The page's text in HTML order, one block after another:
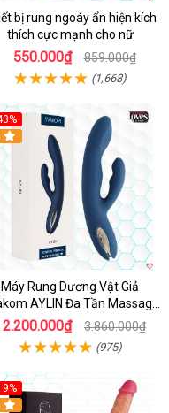
bị rung ngoáy ẩn hiện kích
thích cực mạnh cho nữ
550.000₫ 859.000₫
(1,668)
Máy Rung Dương Vật Giả
AYLIN Đa Tần Massage
Sướng
2.200.000₫ 3.860.000₫
(975)